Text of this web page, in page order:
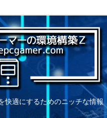
快適にするためのニッチな情報